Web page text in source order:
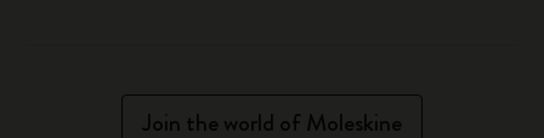
Join the world of Moleskine